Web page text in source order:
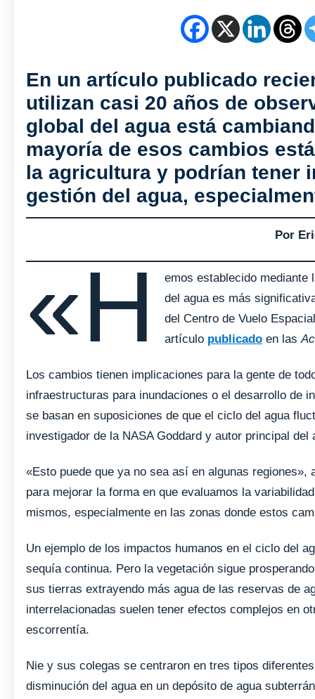
En un artículo publicado
utilizan casi 20 años de
global del agua está
mayoría de esos cambios
la agricultura y podrían tener
gestión del agua,
Por
«H
emos establecido mediante
del agua es más
del Centro de Vuelo
artículo publicado en las
Los cambios tienen implicaciones para la gente de
infraestructuras para inundaciones o el desarrollo de
se basan en suposiciones de que el ciclo del agua
investigador de la NASA Goddard y autor principal del
«Esto puede que ya no sea así en algunas
para mejorar la forma en que evaluamos la
mismos, especialmente en las zonas donde estos
Un ejemplo de los impactos humanos en el ciclo del
sequía continua. Pero la vegetación sigue
sus tierras extrayendo más agua de las reservas de
interrelacionadas suelen tener efectos complejos en
escorrentía.
Nie y sus colegas se centraron en tres tipos
disminución del agua en un depósito de agua